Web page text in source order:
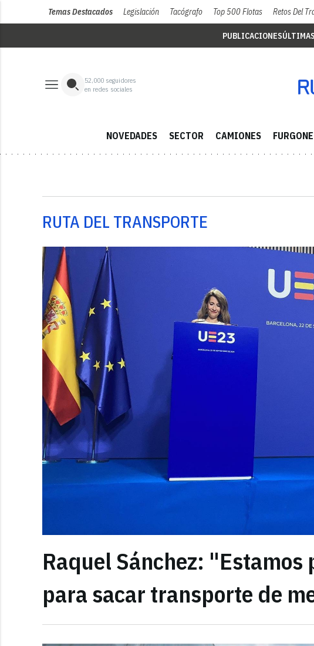
Temas Destacados Legislación Tacógrafo Top 500 Flotas Retos Del
PUBLICACIONES
52,000 seguidores
en redes sociales
NOVEDADES SECTOR CAMIONES
RUTA DEL TRANSPORTE
Raquel Sánchez:
para sacar transporte de